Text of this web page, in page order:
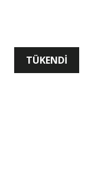
TÜKENDİ